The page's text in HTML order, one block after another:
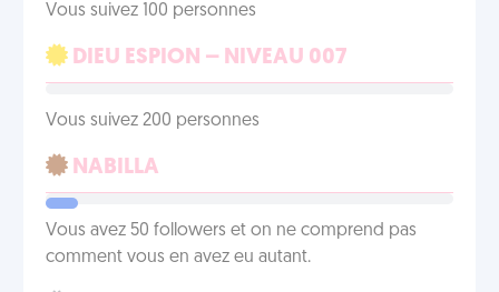
Vous suivez 100 personnes
DIEU ESPION – NIVEAU 007
Vous suivez 200 personnes
NABILLA
Vous avez 50 followers et on ne comprend pas
comment vous en avez eu autant.